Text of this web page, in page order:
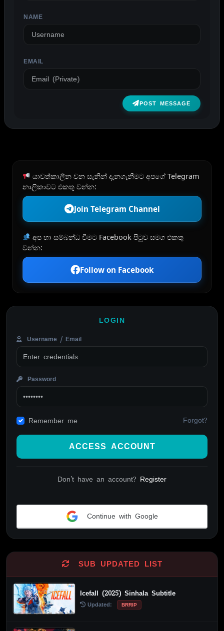
NAME
EMAIL
POST MESSAGE
යාවත්කාලීන වන සැනින් දැනගැනීමට අපගේ Telegram
නාලිකාවට එකතු වන්න:
Join Telegram Channel
අප හා සම්බන්ධ වීමට Facebook පිටුව සමග එකතු
වන්න:
Follow on Facebook
LOGIN
Username / Email
Password
Remember me Forgot?
ACCESS ACCOUNT
Don't have an account? Register
Continue with Google
SUB UPDATED LIST
Icefall (2025) Sinhala Subtitle
Updated: BRRIP